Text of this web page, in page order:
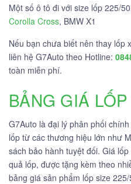
Một số ô tô đi với size lốp 225/
Corolla Cross, BMW X1
Nếu bạn chưa biết nên thay lốp
liên hệ G7Auto theo Hotline:
toàn miễn phí.
BẢNG GIÁ
G7Auto là đại lý phân phối
lốp từ các thương hiệu lớn như
sách bảo hành tuyệt đối. Giá
quả lốp, được tặng kèm theo
bảng giá sản phẩm lốp size